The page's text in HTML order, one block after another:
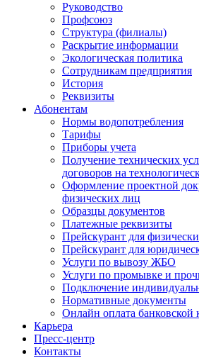
Руководство
Профсоюз
Структура (филиалы)
Раскрытие информации
Экологическая политика
Сотрудникам предприятия
История
Реквизиты
Абонентам
Нормы водопотребления
Тарифы
Приборы учета
Получение технических
договоров на
Оформление проектной
физических лиц
Образцы документов
Платежные реквизиты
Прейскурант для
Прейскурант для
Услуги по вывозу ЖБО
Услуги по промывке и
Подключение
Нормативные документы
Онлайн оплата банковской
Карьера
Пресс-центр
Контакты